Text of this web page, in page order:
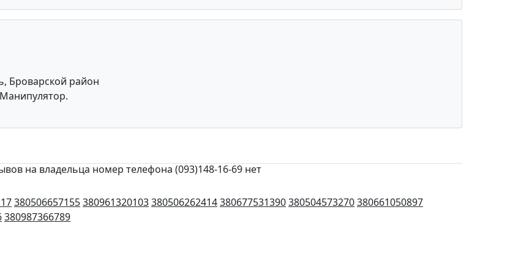
Броварской район
на владельца номер телефона (093)148-16-69 нет
380506657155380961320103380506262414380677531390380504573270380661050897
380987366789